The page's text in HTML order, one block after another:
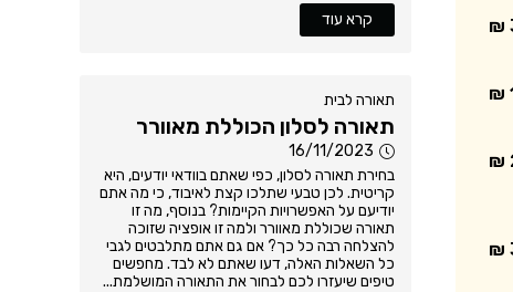
קרא עוד
תאורה לבית
תאורה לסלון הכוללת מאוורר
16/11/2023
בחירת תאורה לסלון, כפי שאתם בוודאי יודעים, היא
קריטית. לכן טבעי שתלכו קצת לאיבוד, כי מה אתם
יודיעם על האפשרויות הקיימות? בנוסף, מה זו
תאורה שכוללת מאוורר ולמה זו אופציה שזוכה
להצלחה רבה כל כך? אם גם אתם מתלבטים לגבי
כל השאלות האלה, דעו שאתם לא לבד. מחפשים
טיפים שיעזרו לכם לבחור את התאורה המושלמת...